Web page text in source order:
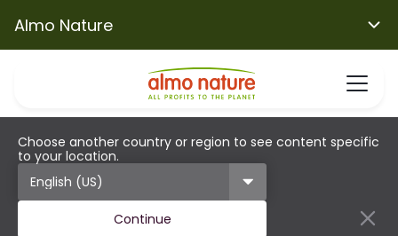
Almo Nature
Choose another country or region to see content specific
to your location.
Continue